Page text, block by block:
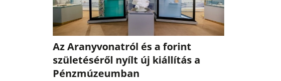
Az Aranyvonatról és a forint
születéséről nyílt új kiállítás a
Pénzmúzeumban